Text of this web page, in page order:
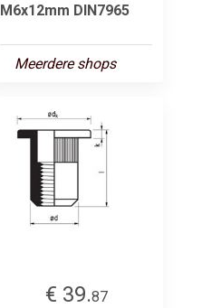
M6x12mm DIN7965
Meerdere shops
€ 39.87